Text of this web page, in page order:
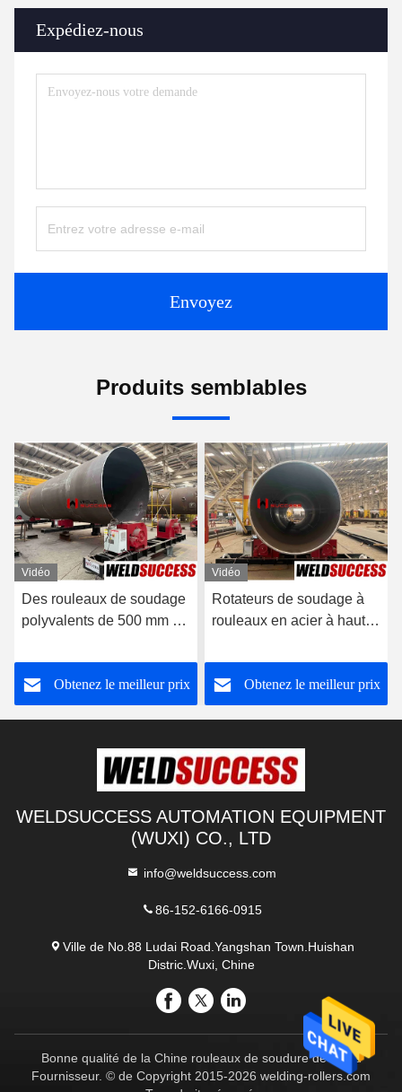
Expédiez-nous
Envoyez
Produits semblables
Vidéo
Des rouleaux de soudage
polyvalents de 500 mm à
des réservoirs
Obtenez le meilleur prix
Vidéo
Rotateurs de soudage à
rouleaux en acier à haute
soudage à l'aide de
réservoirs 60T
Obtenez le meilleur prix
WELDSUCCESS AUTOMATION EQUIPMENT
(WUXI) CO., LTD
info@weldsuccess.com
86-152-6166-0915
Ville de No.88 Ludai Road.Yangshan Town.Huishan
Distric.Wuxi, Chine
Bonne qualité de la Chine rouleaux de soudure de tuyau
Fournisseur. © de Copyright 2015-2026 welding-rollers.com